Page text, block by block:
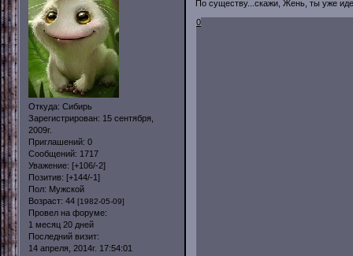
Откуда: Сибирь
Зарегистрирован: 15 сентября,
2009г.
Приглашений: 0
Сообщений: 1717
Уважение: [+106/-2]
Позитив: [+144/-1]
Пол: Мужской
Возраст: 44 [1982-05-09]
Провел на форуме:
1 месяц 20 дней
Последний визит:
14 апреля, 2014г. 17:54:01
По существу...скажи, Жень, ты уже
0